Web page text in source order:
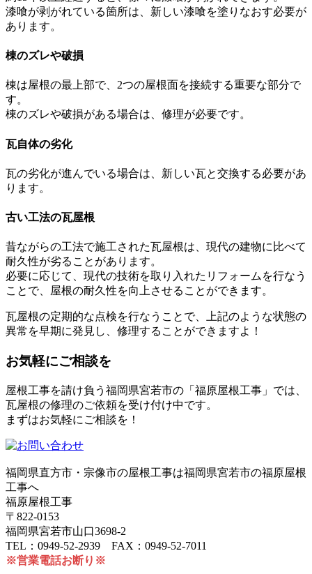
漆喰が剥がれている箇所は、新しい漆喰を塗りなおす必要が
あります。
棟のズレや破損
棟は屋根の最上部で、2つの屋根面を接続する重要な部分で
す。
棟のズレや破損がある場合は、修理が必要です。
瓦自体の劣化
瓦の劣化が進んでいる場合は、新しい瓦と交換する必要があ
ります。
古い工法の瓦屋根
昔ながらの工法で施工された瓦屋根は、現代の建物に比べて
耐久性が劣ることがあります。
必要に応じて、現代の技術を取り入れたリフォームを行なう
ことで、屋根の耐久性を向上させることができます。
瓦屋根の定期的な点検を行なうことで、上記のような状態の
異常を早期に発見し、修理することができますよ！
お気軽にご相談を
屋根工事を請け負う福岡県宮若市の「福原屋根工事」では、
瓦屋根の修理のご依頼を受け付け中です。
まずはお気軽にご相談を！
福岡県直方市・宗像市の屋根工事は福岡県宮若市の福原屋根
工事へ
福原屋根工事
〒822-0153
福岡県宮若市山口3698-2
TEL：0949-52-2939 FAX：0949-52-7011
※営業電話お断り※